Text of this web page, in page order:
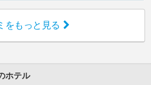
をもっと見る
ホテル